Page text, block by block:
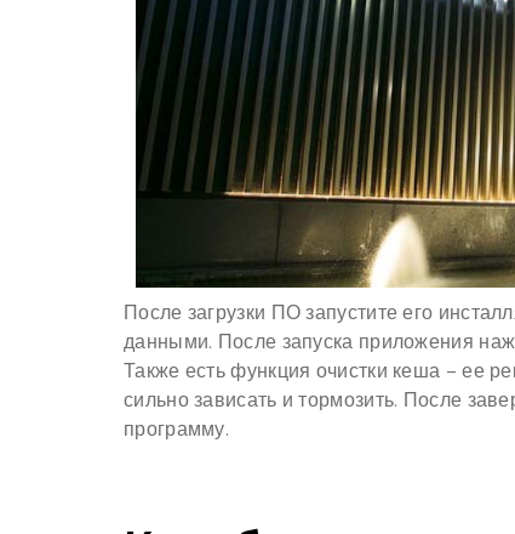
После загрузки ПО запустите его
данными. После запуска приложения
Также есть функция очистки кеша – ее
сильно зависать и тормозить. После
программу.